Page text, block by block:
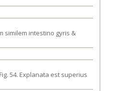
similem intestino gyris &
54. Explanata est superius